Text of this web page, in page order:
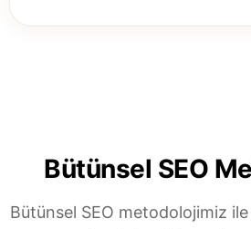
Bütünsel SEO
Bütünsel SEO metodolojimiz